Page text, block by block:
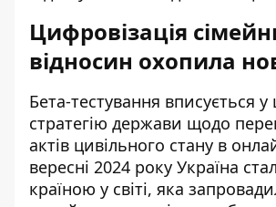
Цифровізація
відносин охопила
Бета-тестування вписується
стратегію держави щодо
актів цивільного стану в
вересні 2024 року Україна
країною у світі, яка